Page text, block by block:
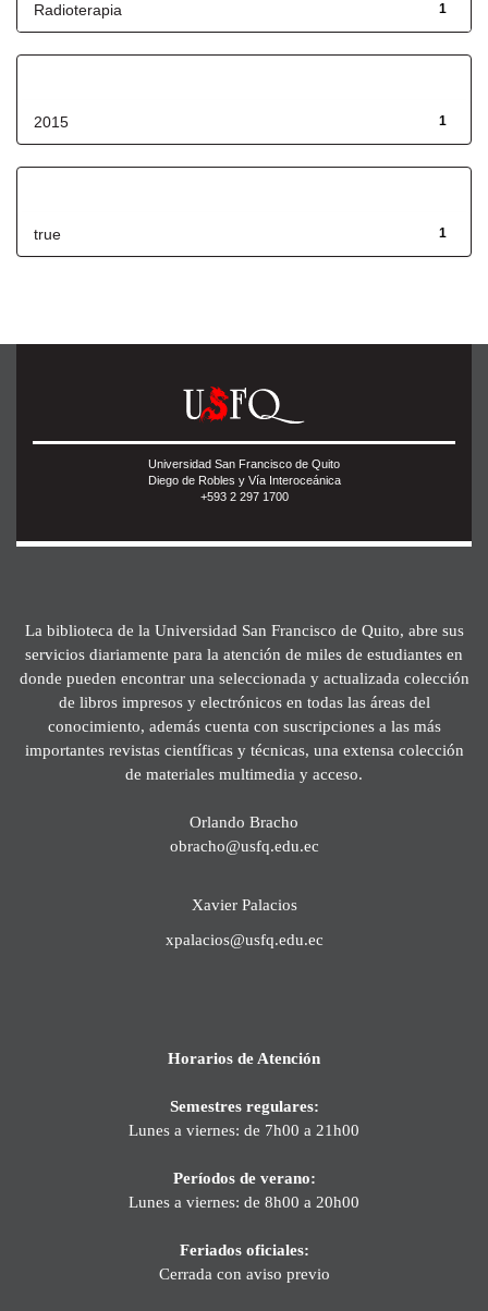
1
Radioterapia
1
2015
1
true
Universidad San Francisco de Quito
Diego de Robles y Vía Interoceánica
+593 2 297 1700
La biblioteca de la Universidad San Francisco de Quito, abre sus
servicios diariamente para la atención de miles de estudiantes en
donde pueden encontrar una seleccionada y actualizada colección
de libros impresos y electrónicos en todas las áreas del
conocimiento, además cuenta con suscripciones a las más
importantes revistas científicas y técnicas, una extensa colección
de materiales multimedia y acceso.
Orlando Bracho
obracho@usfq.edu.ec
Xavier Palacios
xpalacios@usfq.edu.ec
Horarios de Atención
Semestres regulares:
Lunes a viernes: de 7h00 a 21h00
Períodos de verano:
Lunes a viernes: de 8h00 a 20h00
Feriados oficiales:
Cerrada con aviso previo